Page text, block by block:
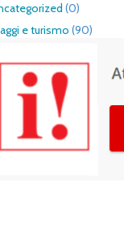
(0)
e turismo (90)